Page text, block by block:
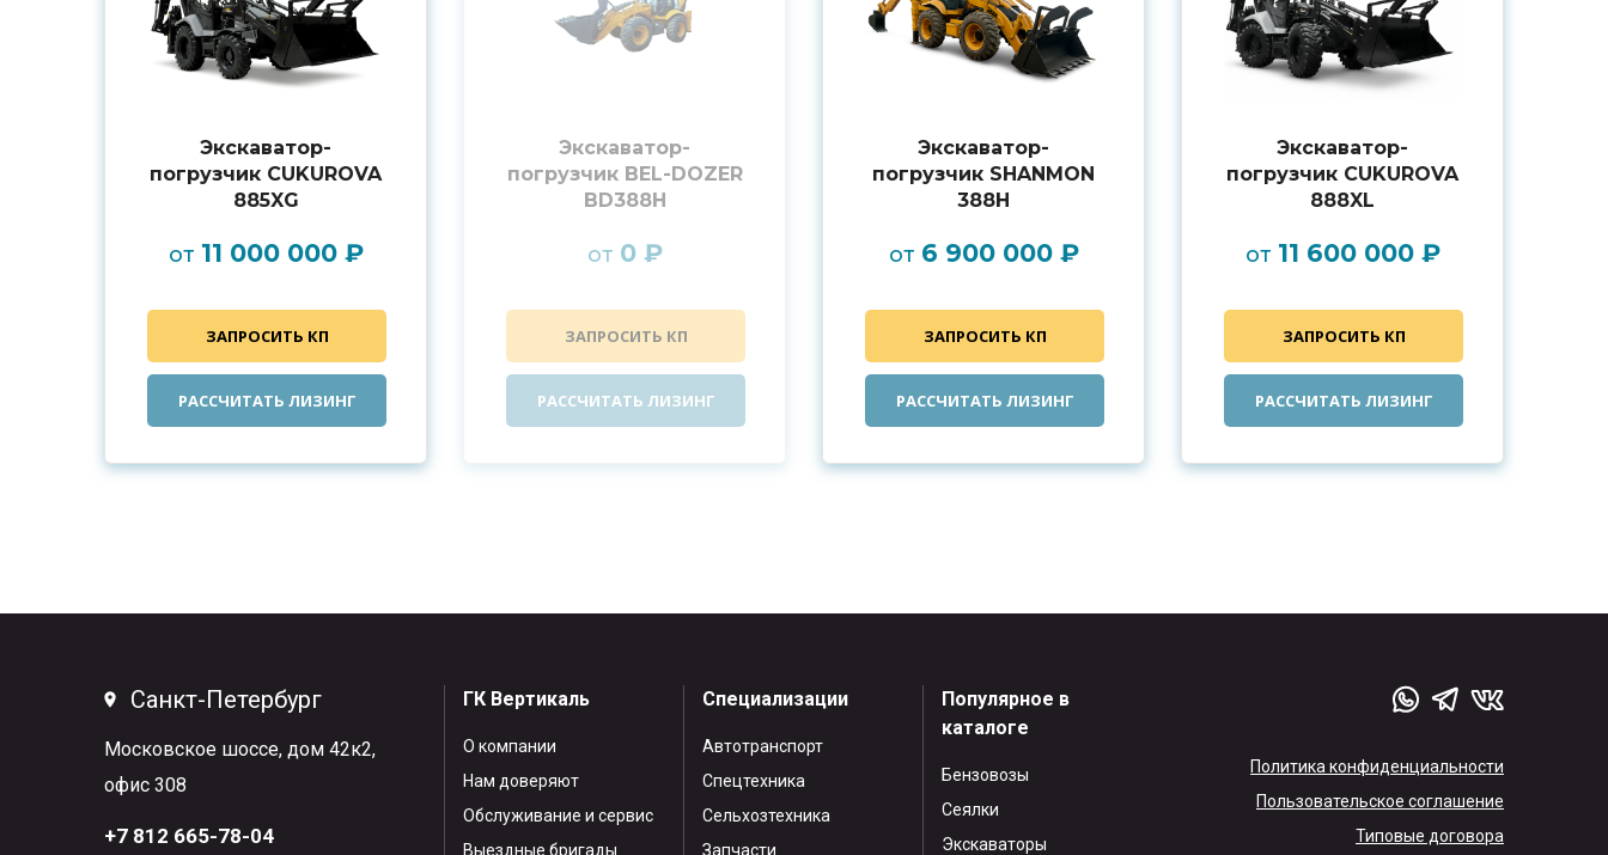
Экскаватор-
погрузчик CUKUROVA
885XG
от 11 000 000 ₽
ЗАПРОСИТЬ КП
РАССЧИТАТЬ ЛИЗИНГ
Экскаватор-
погрузчик BEL-DOZER
BD388H
от 0 ₽
ЗАПРОСИТЬ КП
РАССЧИТАТЬ ЛИЗИНГ
Экскаватор-
погрузчик SHANMON
388H
от 6 900 000 ₽
ЗАПРОСИТЬ КП
РАССЧИТАТЬ ЛИЗИНГ
Экскаватор-
погрузчик CUKUROVA
888XL
от 11 600 000 ₽
ЗАПРОСИТЬ КП
РАССЧИТАТЬ ЛИЗИНГ
Санкт-Петербург
Московское шоссе, дом 42к2,
офис 308
+7 812 665-78-04
ГК Вертикаль
О компании
Нам доверяют
Обслуживание и сервис
Выездные бригады
Специализации
Автотранспорт
Спецтехника
Сельхозтехника
Запчасти
Популярное в
каталоге
Бензовозы
Сеялки
Экскаваторы
Политика конфиденциальности
Пользовательское соглашение
Типовые договора